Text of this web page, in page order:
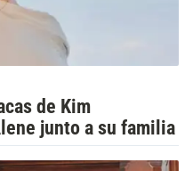
de Kim
junto a su familia